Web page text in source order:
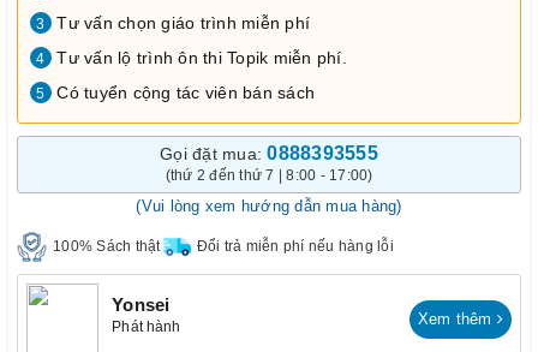
3 Tư vấn chọn giáo trình miễn phí
4 Tư vấn lộ trình ôn thi Topik miễn phí.
5 Có tuyển cộng tác viên bán sách
Gọi đặt mua:0888393555
(thứ 2 đến thứ 7 | 8:00 - 17:00)
(Vui lòng xem hướng dẫn mua hàng)
100% Sách thật Đổi trả miễn phí nếu hàng lỗi
Yonsei
Phát hành Xem thêm